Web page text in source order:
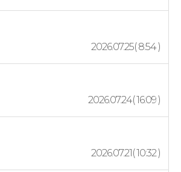
2026.07.25( 8:54 )
2026.07.24( 16:09 )
2026.07.21( 10:32 )